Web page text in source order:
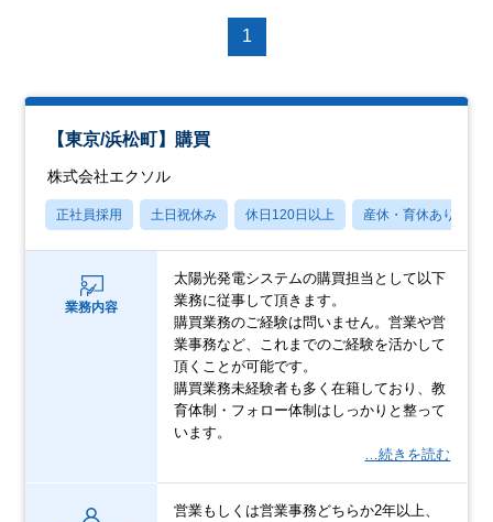
1
【東京/浜松町】購買
株式会社エクソル
正社員採用 土日祝休み 休日120日以上 産休・育休あり
業務内容
太陽光発電システムの購買担当として以下
業務に従事して頂きます。
購買業務のご経験は問いません。営業や営
業事務など、これまでのご経験を活かして
頂くことが可能です。
購買業務未経験者も多く在籍しており、教
育体制・フォロー体制はしっかりと整って
います。
…続きを読む
営業もしくは営業事務どちらか2年以上、